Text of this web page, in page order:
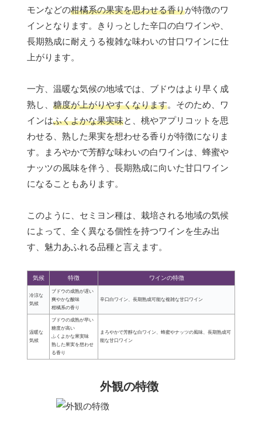
モンなどの柑橘系の果実を思わせる香りが特徴のワ
インとなります。きりっとした辛口の白ワインや、
長期熟成に耐えうる複雑な味わいの甘口ワインに仕
上がります。
一方、温暖な気候の地域では、ブドウはより早く成
熟し、 糖度が上がりやすくなります。そのため、ワ
インはふくよかな果実味と、桃やアプリコットを思
わせる、熟した果実を想わせる香りが特徴になりま
す。まろやかで芳醇な味わいの白ワインは、蜂蜜や
ナッツの風味を伴う、長期熟成に向いた甘口ワイン
になることもあります。
このように、セミヨン種は、栽培される地域の気候
によって、全く異なる個性を持つワインを生み出
す、魅力あふれる品種と言えます。
気候 特徴 ワインの特徴
冷涼な
気候
ブドウの成熟が遅い
爽やかな酸味
柑橘系の香り
辛口白ワイン、長期熟成可能な複雑な甘口ワイン
温暖な
気候
ブドウの成熟が早い
糖度が高い
ふくよかな果実味
熟した果実を想わせ
る香り
まろやかで芳醇な白ワイン、蜂蜜やナッツの風味、長期熟成可
能な甘口ワイン
外観の特徴